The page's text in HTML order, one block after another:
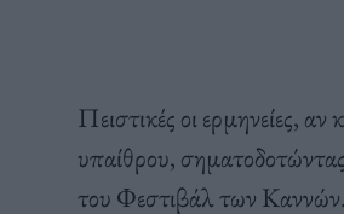
Πειστικές οι ερμηνείες, αν
υπαίθρου,
του Φεστιβάλ των Καννών.